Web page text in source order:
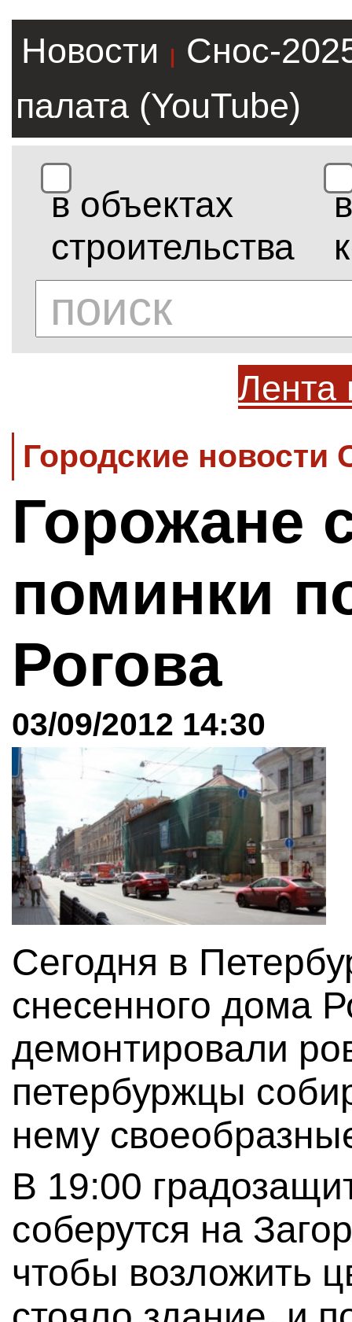
Новости |
Снос-
палата (YouTube)
в объектах
строительства
в
Лента
Городские новости
Горожане
поминки
Рогова
03/09/2012 14:30
Сегодня в
снесенного дома
демонтировали
петербуржцы
нему
В 19:00
соберутся на
чтобы возложить